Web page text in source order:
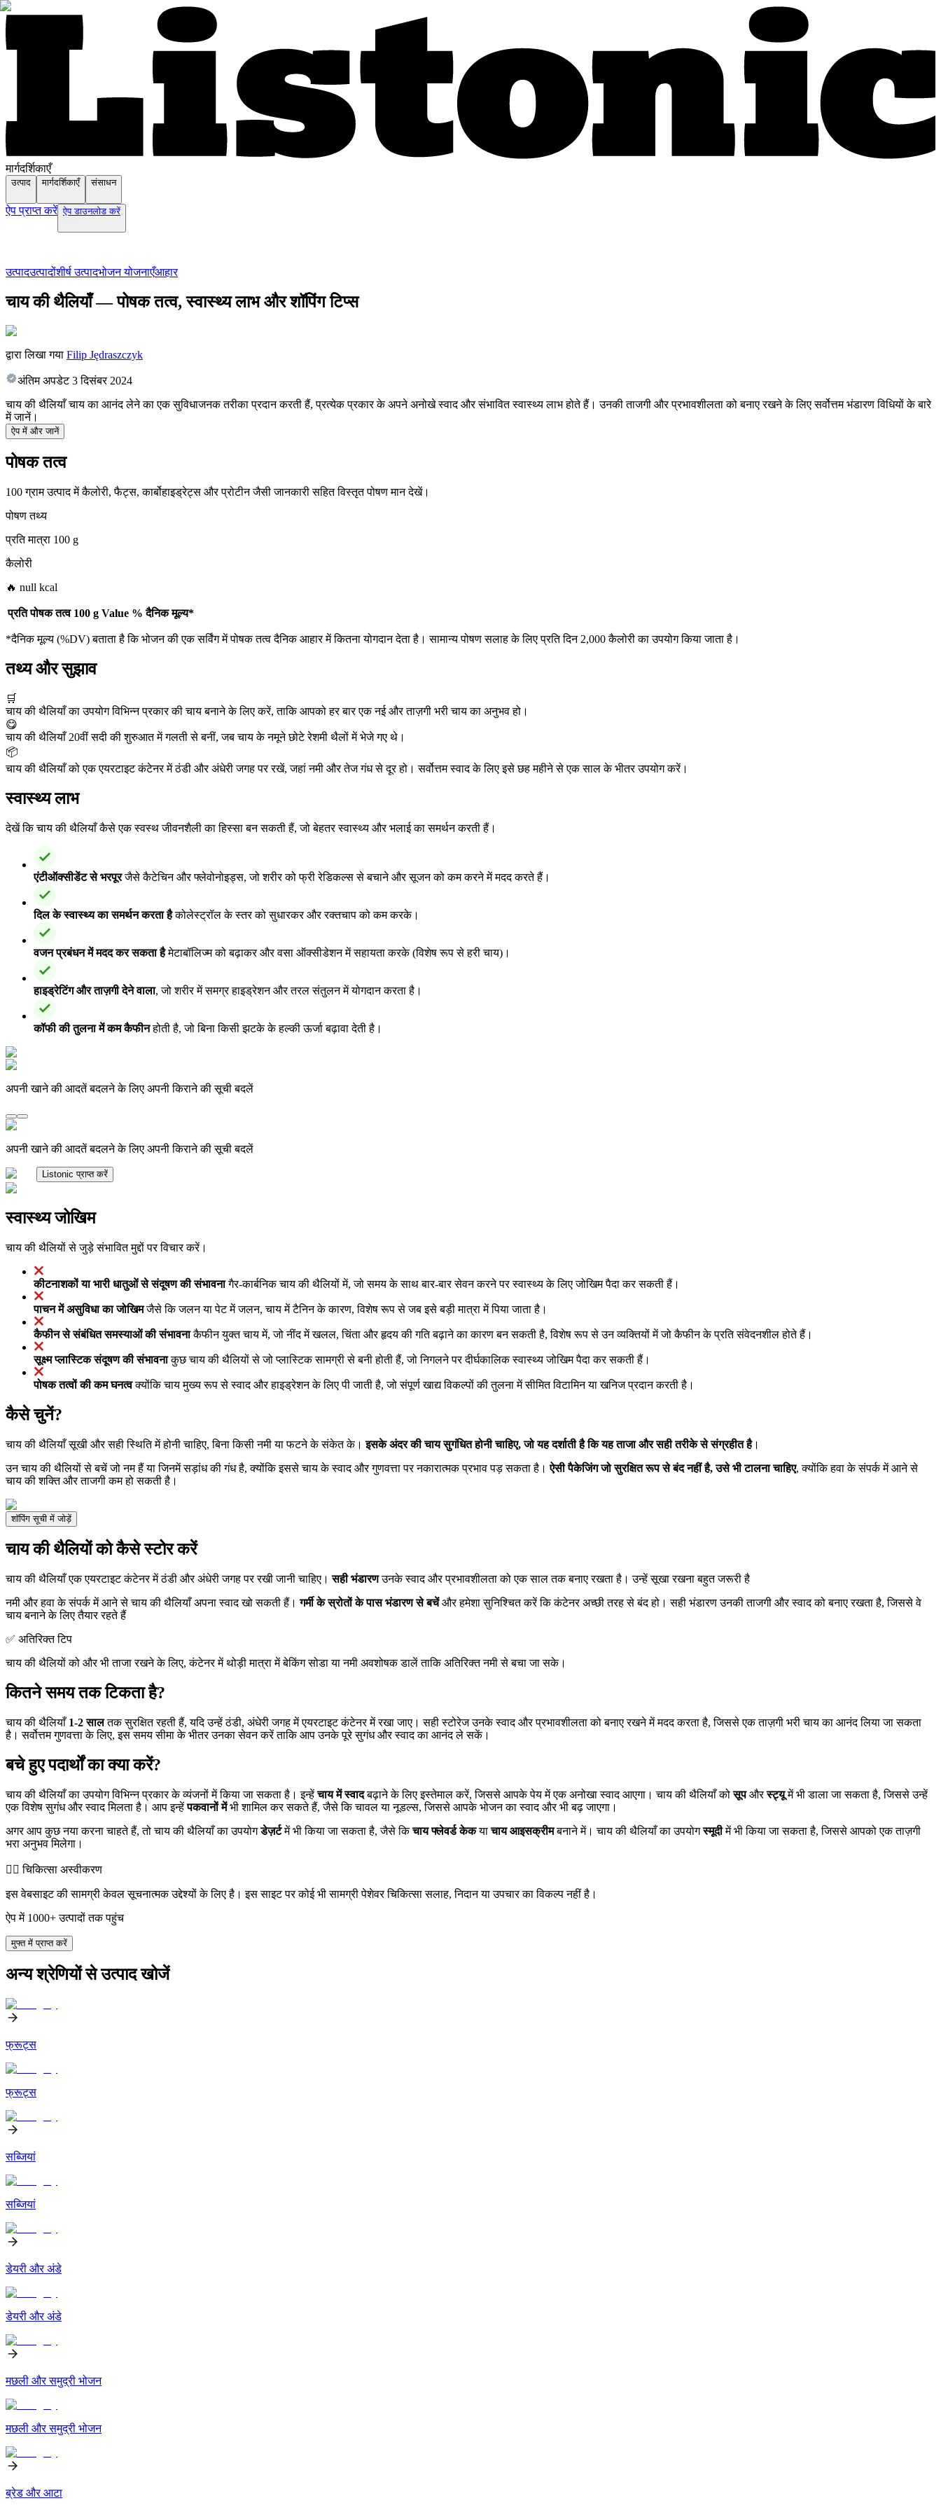
मार्गदर्शिकाएँ
उत्पाद मार्गदर्शिकाएँ संसाधन
ऐप प्राप्त करें ऐप डाउनलोड करें
उत्पादउत्पादोंशीर्ष उत्पादभोजन योजनाएँआहार
चाय की थैलियाँ — पोषक तत्व, स्वास्थ्य लाभ और शॉपिंग टिप्स
द्वारा लिखा गया Filip Jędraszczyk
अंतिम अपडेट 3 दिसंबर 2024
चाय की थैलियाँ चाय का आनंद लेने का एक सुविधाजनक तरीका प्रदान करती हैं, प्रत्येक प्रकार के अपने अनोखे स्वाद और संभावित स्वास्थ्य लाभ होते हैं। उनकी ताजगी और प्रभावशीलता को बनाए रखने के लिए सर्वोत्तम भंडारण विधियों के बारे
में जानें।
ऐप में और जानें
पोषक तत्व
100 ग्राम उत्पाद में कैलोरी, फैट्स, कार्बोहाइड्रेट्स और प्रोटीन जैसी जानकारी सहित विस्तृत पोषण मान देखें।
पोषण तथ्य
प्रति मात्रा 100 g
कैलोरी
🔥 null kcal
प्रति पोषक तत्व 100 g Value %दैनिक मूल्य*
*दैनिक मूल्य (%DV) बताता है कि भोजन की एक सर्विंग में पोषक तत्व दैनिक आहार में कितना योगदान देता है। सामान्य पोषण सलाह के लिए प्रति दिन 2,000 कैलोरी का उपयोग किया जाता है।
तथ्य और सुझाव
🛒
चाय की थैलियाँ का उपयोग विभिन्न प्रकार की चाय बनाने के लिए करें, ताकि आपको हर बार एक नई और ताज़गी भरी चाय का अनुभव हो।
😋
चाय की थैलियाँ 20वीं सदी की शुरुआत में गलती से बनीं, जब चाय के नमूने छोटे रेशमी थैलों में भेजे गए थे।
📦
चाय की थैलियाँ को एक एयरटाइट कंटेनर में ठंडी और अंधेरी जगह पर रखें, जहां नमी और तेज गंध से दूर हो। सर्वोत्तम स्वाद के लिए इसे छह महीने से एक साल के भीतर उपयोग करें।
स्वास्थ्य लाभ
देखें कि चाय की थैलियाँ कैसे एक स्वस्थ जीवनशैली का हिस्सा बन सकती हैं, जो बेहतर स्वास्थ्य और भलाई का समर्थन करती हैं।
एंटीऑक्सीडेंट से भरपूरजैसे कैटेचिन और फ्लेवोनोइड्स, जो शरीर को फ्री रेडिकल्स से बचाने और सूजन को कम करने में मदद करते हैं।
दिल के स्वास्थ्य का समर्थन करता हैकोलेस्ट्रॉल के स्तर को सुधारकर और रक्तचाप को कम करके।
वजन प्रबंधन में मदद कर सकता हैमेटाबॉलिज्म को बढ़ाकर और वसा ऑक्सीडेशन में सहायता करके (विशेष रूप से हरी चाय)।
हाइड्रेटिंग और ताज़गी देने वाला, जो शरीर में समग्र हाइड्रेशन और तरल संतुलन में योगदान करता है।
कॉफी की तुलना में कम कैफीनहोती है, जो बिना किसी झटके के हल्की ऊर्जा बढ़ावा देती है।
अपनी खाने की आदतें बदलने के लिए अपनी किराने की सूची बदलें
अपनी खाने की आदतें बदलने के लिए अपनी किराने की सूची बदलें
Listonic प्राप्त करें
स्वास्थ्य जोखिम
चाय की थैलियों से जुड़े संभावित मुद्दों पर विचार करें।
कीटनाशकों या भारी धातुओं से संदूषण की संभावनागैर-कार्बनिक चाय की थैलियों में, जो समय के साथ बार-बार सेवन करने पर स्वास्थ्य के लिए जोखिम पैदा कर सकती हैं।
पाचन में असुविधा का जोखिमजैसे कि जलन या पेट में जलन, चाय में टैनिन के कारण, विशेष रूप से जब इसे बड़ी मात्रा में पिया जाता है।
कैफीन से संबंधित समस्याओं की संभावनाकैफीन युक्त चाय में, जो नींद में खलल, चिंता और हृदय की गति बढ़ाने का कारण बन सकती है, विशेष रूप से उन व्यक्तियों में जो कैफीन के प्रति संवेदनशील होते हैं।
सूक्ष्म प्लास्टिक संदूषण की संभावनाकुछ चाय की थैलियों से जो प्लास्टिक सामग्री से बनी होती हैं, जो निगलने पर दीर्घकालिक स्वास्थ्य जोखिम पैदा कर सकती हैं।
पोषक तत्वों की कम घनत्वक्योंकि चाय मुख्य रूप से स्वाद और हाइड्रेशन के लिए पी जाती है, जो संपूर्ण खाद्य विकल्पों की तुलना में सीमित विटामिन या खनिज प्रदान करती है।
कैसे चुनें?
चाय की थैलियाँ सूखी और सही स्थिति में होनी चाहिए, बिना किसी नमी या फटने के संकेत के।इसके अंदर की चाय सुगंधित होनी चाहिए, जो यह दर्शाती है कि यह ताजा और सही तरीके से संग्रहीत है।
उन चाय की थैलियों से बचें जो नम हैं या जिनमें सड़ांध की गंध है, क्योंकि इससे चाय के स्वाद और गुणवत्ता पर नकारात्मक प्रभाव पड़ सकता है।ऐसी पैकेजिंग जो सुरक्षित रूप से बंद नहीं है, उसे भी टालना चाहिए, क्योंकि हवा के संपर्क में आने से
चाय की शक्ति और ताजगी कम हो सकती है।
शॉपिंग सूची में जोड़ें
चाय की थैलियों को कैसे स्टोर करें
चाय की थैलियाँ एक एयरटाइट कंटेनर में ठंडी और अंधेरी जगह पर रखी जानी चाहिए।सही भंडारणउनके स्वाद और प्रभावशीलता को एक साल तक बनाए रखता है। उन्हें सूखा रखना बहुत जरूरी है
नमी और हवा के संपर्क में आने से चाय की थैलियाँ अपना स्वाद खो सकती हैं।गर्मी के स्रोतों के पास भंडारण से बचेंऔर हमेशा सुनिश्चित करें कि कंटेनर अच्छी तरह से बंद हो। सही भंडारण उनकी ताजगी और स्वाद को बनाए रखता है, जिससे वे
चाय बनाने के लिए तैयार रहते हैं
✅ अतिरिक्त टिप
चाय की थैलियों को और भी ताजा रखने के लिए, कंटेनर में थोड़ी मात्रा में बेकिंग सोडा या नमी अवशोषक डालें ताकि अतिरिक्त नमी से बचा जा सके।
कितने समय तक टिकता है?
चाय की थैलियाँ 1-2 सालतक सुरक्षित रहती हैं, यदि उन्हें ठंडी, अंधेरी जगह में एयरटाइट कंटेनर में रखा जाए। सही स्टोरेज उनके स्वाद और प्रभावशीलता को बनाए रखने में मदद करता है, जिससे एक ताज़गी भरी चाय का आनंद लिया जा सकता
है। सर्वोत्तम गुणवत्ता के लिए, इस समय सीमा के भीतर उनका सेवन करें ताकि आप उनके पूरे सुगंध और स्वाद का आनंद ले सकें।
बचे हुए पदार्थों का क्या करें?
चाय की थैलियाँ का उपयोग विभिन्न प्रकार के व्यंजनों में किया जा सकता है। इन्हेंचाय में स्वादबढ़ाने के लिए इस्तेमाल करें, जिससे आपके पेय में एक अनोखा स्वाद आएगा। चाय की थैलियाँ कोसूपऔरस्ट्यूमें भी डाला जा सकता है, जिससे उन्हें
एक विशेष सुगंध और स्वाद मिलता है। आप इन्हेंपकवानों मेंभी शामिल कर सकते हैं, जैसे कि चावल या नूडल्स, जिससे आपके भोजन का स्वाद और भी बढ़ जाएगा।
अगर आप कुछ नया करना चाहते हैं, तो चाय की थैलियाँ का उपयोगडेज़र्टमें भी किया जा सकता है, जैसे किचाय फ्लेवर्ड केकयाचाय आइसक्रीमबनाने में। चाय की थैलियाँ का उपयोगस्मूदीमें भी किया जा सकता है, जिससे आपको एक ताज़गी
भरा अनुभव मिलेगा।
👨‍⚕️️ चिकित्सा अस्वीकरण
इस वेबसाइट की सामग्री केवल सूचनात्मक उद्देश्यों के लिए है। इस साइट पर कोई भी सामग्री पेशेवर चिकित्सा सलाह, निदान या उपचार का विकल्प नहीं है।
ऐप में 1000+ उत्पादों तक पहुंच
मुफ्त में प्राप्त करें
अन्य श्रेणियों से उत्पाद खोजें
फ्रूट्स
फ्रूट्स
सब्जियां
सब्जियां
डेयरी और अंडे
डेयरी और अंडे
मछली और समुद्री भोजन
मछली और समुद्री भोजन
ब्रेड और आटा